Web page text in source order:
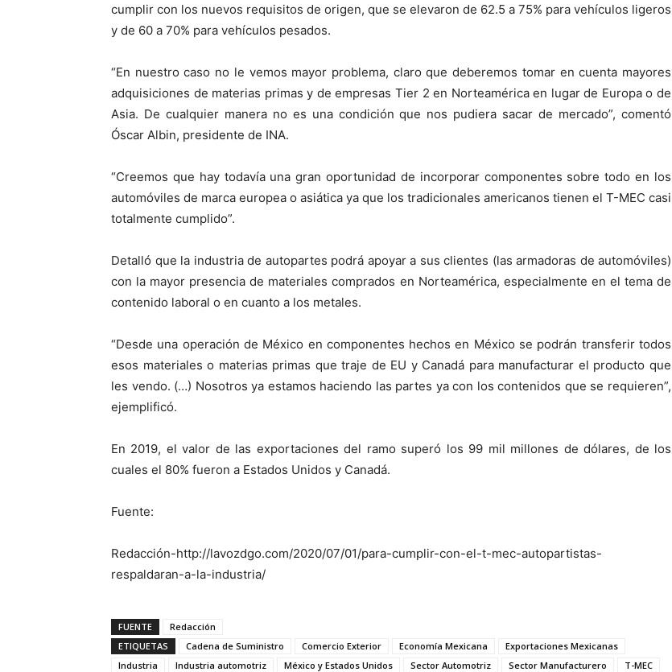
cumplir con los nuevos requisitos de origen, que se elevaron de 62.5 a 75% para vehículos ligeros
y de 60 a 70% para vehículos pesados.
“En nuestro caso no le vemos mayor problema, claro que deberemos tomar en cuenta mayores
adquisiciones de materias primas y de empresas Tier 2 en Norteamérica en lugar de Europa o de
Asia. De cualquier manera no es una condición que nos pudiera sacar de mercado”, comentó
Óscar Albin, presidente de INA.
“Creemos que hay todavía una gran oportunidad de incorporar componentes sobre todo en los
automóviles de marca europea o asiática ya que los tradicionales americanos tienen el T-MEC casi
totalmente cumplido”.
Detalló que la industria de autopartes podrá apoyar a sus clientes (las armadoras de automóviles)
con la mayor presencia de materiales comprados en Norteamérica, especialmente en el tema de
contenido laboral o en cuanto a los metales.
“Desde una operación de México en componentes hechos en México se podrán transferir todos
esos materiales o materias primas que traje de EU y Canadá para manufacturar el producto que
les vendo. (…) Nosotros ya estamos haciendo las partes ya con los contenidos que se requieren”,
ejemplificó.
En 2019, el valor de las exportaciones del ramo superó los 99 mil millones de dólares, de los
cuales el 80% fueron a Estados Unidos y Canadá.
Fuente:
Redacción-http://lavozdgo.com/2020/07/01/para-cumplir-con-el-t-mec-autopartistas-
respaldaran-a-la-industria/
FUENTE
Redacción
ETIQUETAS
Cadena de Suministro Comercio Exterior Economía Mexicana
Exportaciones Mexicanas
Industria
Industria automotriz México y Estados Unidos Sector Automotriz Sector Manufacturero
T-MEC